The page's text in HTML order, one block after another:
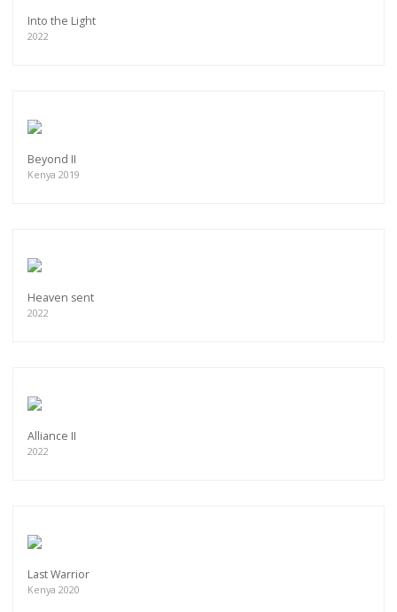
Into the Light
2022
Beyond II
Kenya 2019
Heaven sent
2022
Alliance II
2022
Last Warrior
Kenya 2020